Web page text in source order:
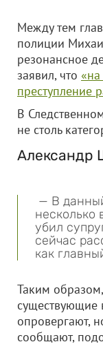
Между тем
полиции
резонансное
заявил, что
преступление
В
не столь
Александр
— В
несколько
убил
сейчас
как
Таким
существующие
опровергают,
сообщают,